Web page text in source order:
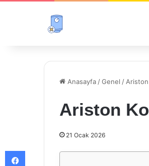
Anasayfa /Genel /
Ariston
21 Ocak 2026
Facebook